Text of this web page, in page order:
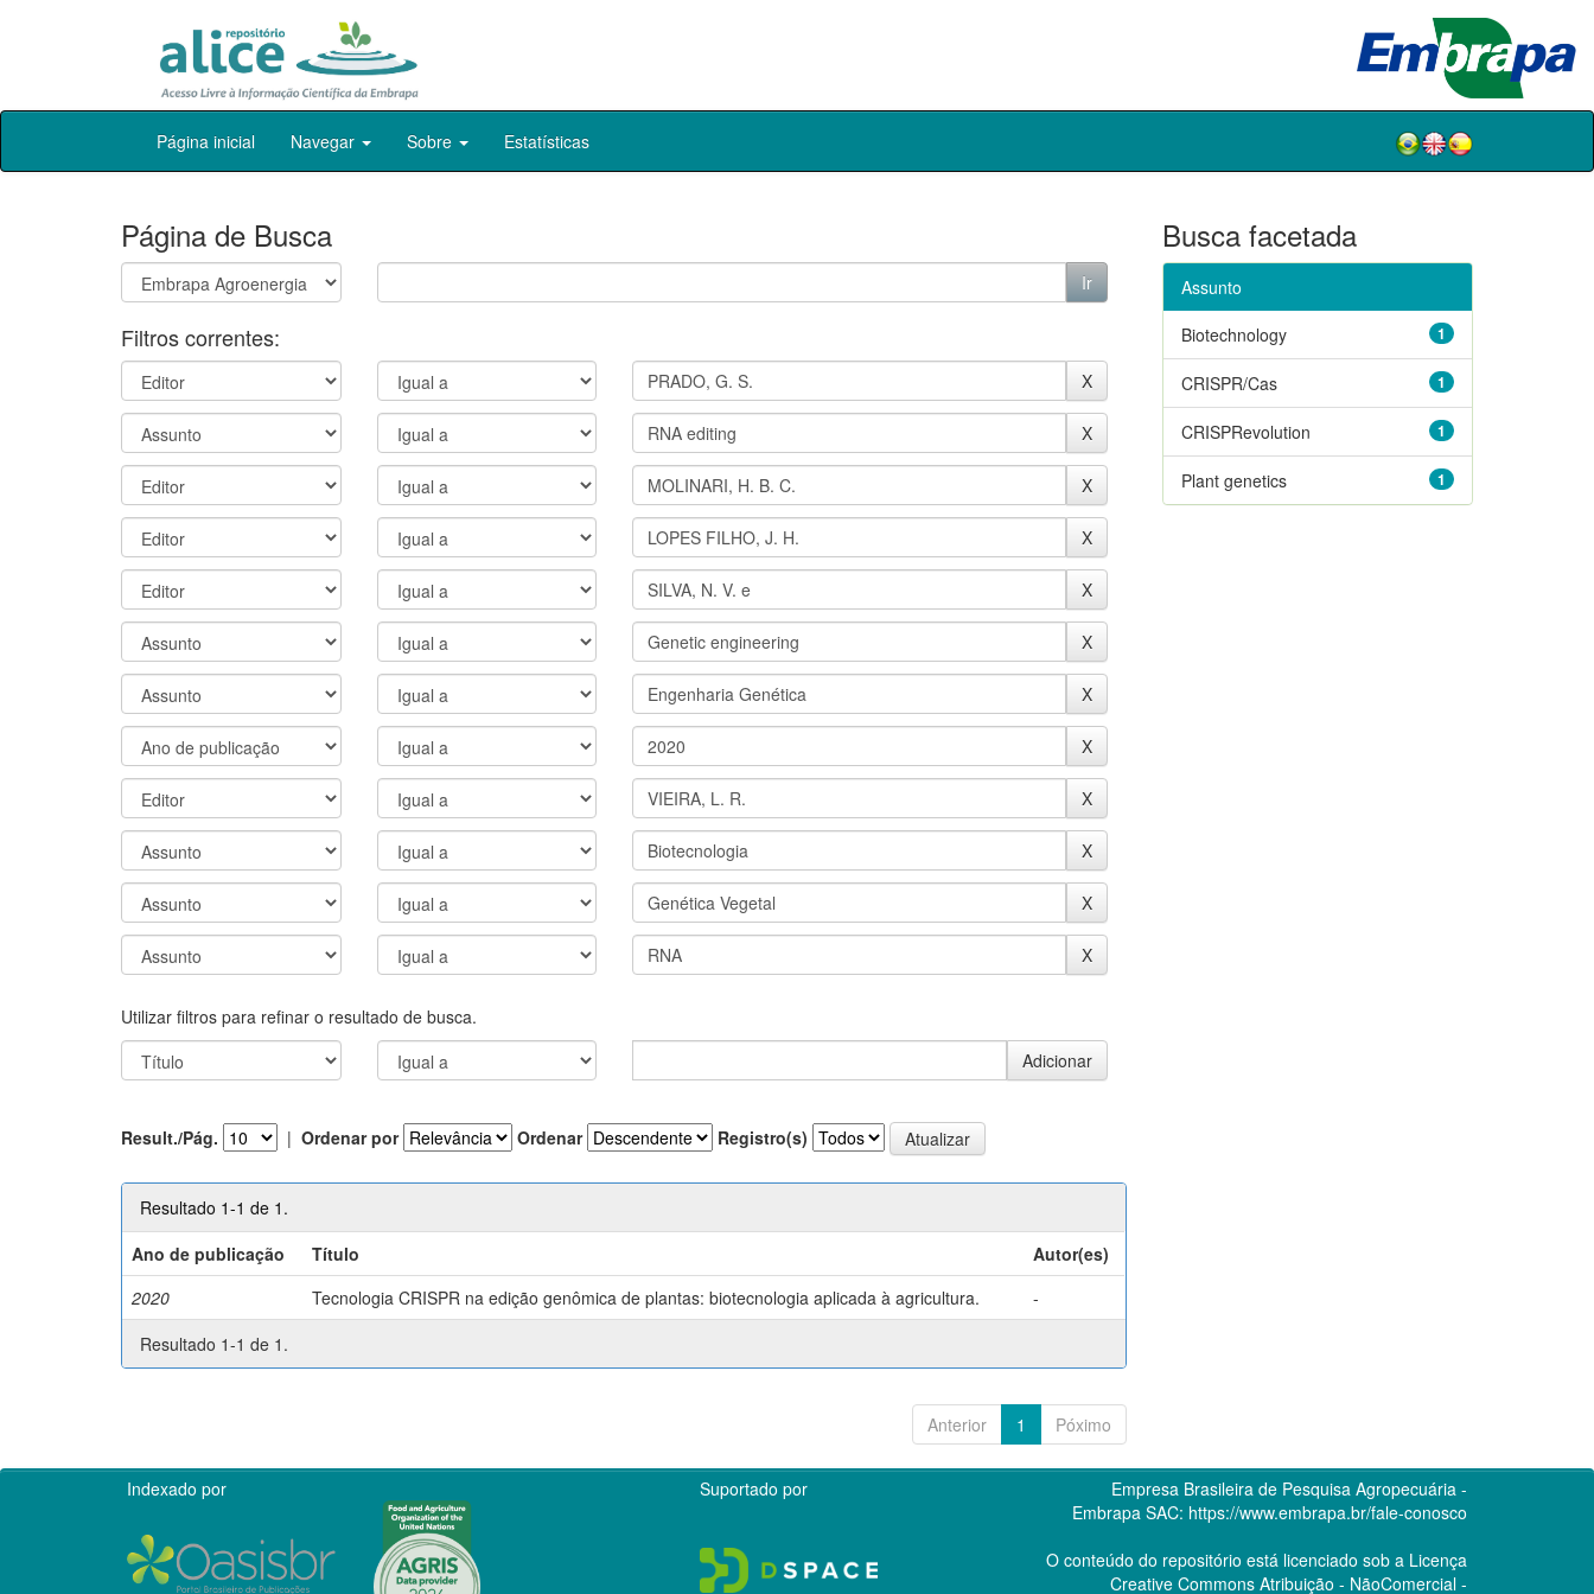
Skip
Página inicial Navegar Sobre Estatísticas
Página de Busca
Filtros correntes:
Utilizar filtros para refinar o resultado de busca.
Result./Pág. | Ordenar por Ordenar Registro(s)
Resultado 1-1 de 1.
Ano de publicação
Título
Autor(es)
2020
Tecnologia CRISPR na edição genômica de plantas: biotecnologia aplicada à agricultura.
-
Resultado 1-1 de 1.
Anterior 1 Póximo
Busca facetada
Assunto
1
Biotechnology
1
CRISPR/Cas
1
CRISPRevolution
1
Plant genetics
Indexado por Suportado por
Empresa Brasileira de Pesquisa Agropecuária -
Embrapa SAC: https://www.embrapa.br/fale-conosco
O conteúdo do repositório está licenciado sob a Licença
Creative CommonsAtribuição - NãoComercial -